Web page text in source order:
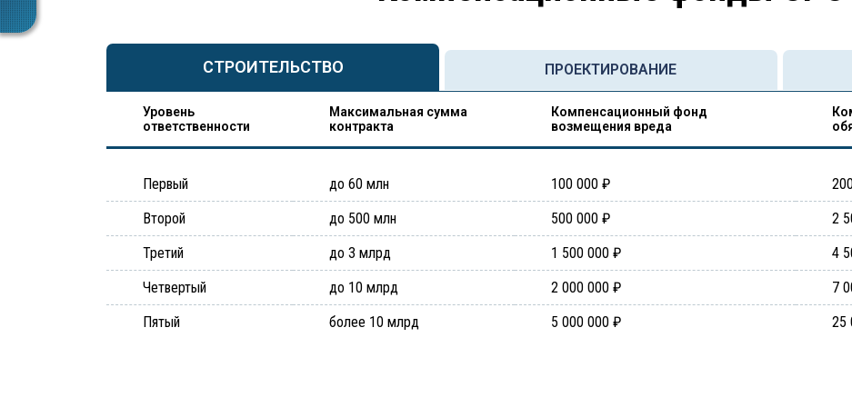
СТРОИТЕЛЬСТВО ПРОЕКТИРОВАНИЕ
Уровень
ответственности
Максимальная сумма
контракта
Компенсационный фонд
возмещения вреда
Первый до 60 млн 100 000 ₽
Второй
до 500 млн 500 000 ₽
2
Третий
до 3 млрд 1 500 000 ₽
4
Четвертый
до 10 млрд 2 000 000 ₽
7
Пятый
более 10 млрд 5 000 000 ₽ 25